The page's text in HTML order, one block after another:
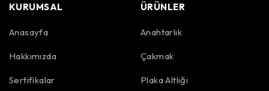
KURUMSAL
Anasayfa
Hakkımızda
Sertifikalar
ÜRÜNLER
Anahtarlık
Çakmak
Plaka Altlığı